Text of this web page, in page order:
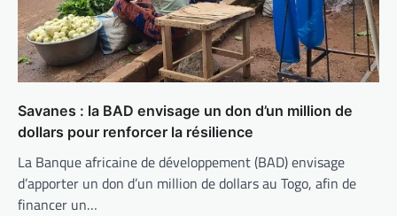
Savanes : la BAD envisage un don d’un million de
dollars pour renforcer la résilience
La Banque africaine de développement (BAD) envisage
d’apporter un don d’un million de dollars au Togo, afin de
financer un…